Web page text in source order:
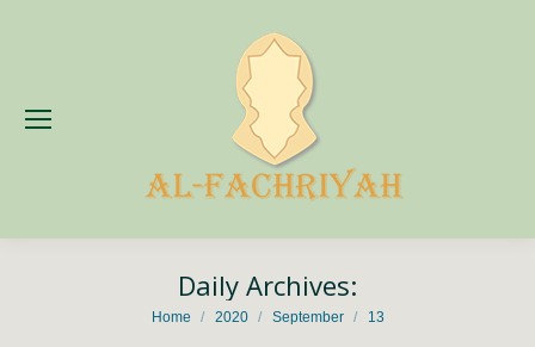
Daily Archives:
You are here:
Home 2020 September 13